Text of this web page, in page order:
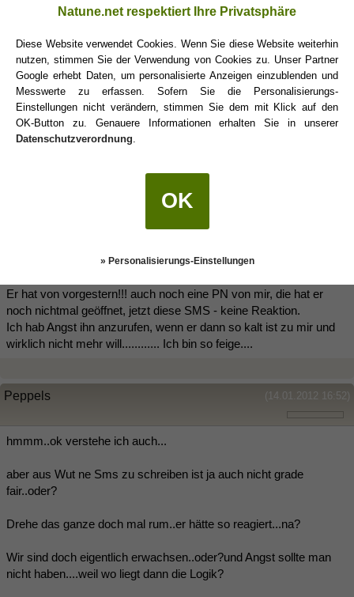
bevor du wieder was dummes simst
wieso rufst du ihn nicht an...und machst mal Aufklärungsstunde?
vielleicht wartet auch der Herr des Urwaldes??
Hab ich auch schon gedacht, aber ich trau mich nicht.
Er hat von vorgestern!!! auch noch eine PN von mir, die hat er
noch nichtmal geöffnet, jetzt diese SMS - keine Reaktion.
Ich hab Angst ihn anzurufen, wenn er dann so kalt ist zu mir und
wirklich nicht mehr will............ Ich bin so feige....
(14.01.2012 16:52)
Peppels
hmmm..ok verstehe ich auch...
aber aus Wut ne Sms zu schreiben ist ja auch nicht grade
fair..oder?
Drehe das ganze doch mal rum..er hätte so reagiert...na?
Wir sind doch eigentlich erwachsen..oder?und Angst sollte man
nicht haben....weil wo liegt dann die Logik?
Natune.net respektiert Ihre Privatsphäre
Diese Website verwendet Cookies. Wenn Sie diese Website weiterhin
nutzen, stimmen Sie der Verwendung von Cookies zu. Unser Partner
Google erhebt Daten, um personalisierte Anzeigen einzublenden und
Messwerte zu erfassen. Sofern Sie die Personalisierungs-
Einstellungen nicht verändern, stimmen Sie dem mit Klick auf den
OK-Button zu. Genauere Informationen erhalten Sie in unserer
Datenschutzverordnung
OK
» Personalisierungs-Einstellungen